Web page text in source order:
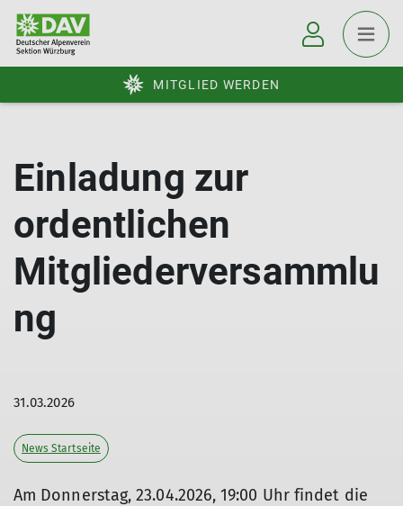
MITGLIED WERDEN
Einladung zur
ordentlichen
Mitgliederversammlu
ng
31.03.2026
News Startseite
Am Donnerstag, 23.04.2026, 19:00 Uhr findet die